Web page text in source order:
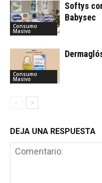
Consumo
Masivo
Softys
Babysec
Consumo
Masivo
DEJA UNA RESPUESTA